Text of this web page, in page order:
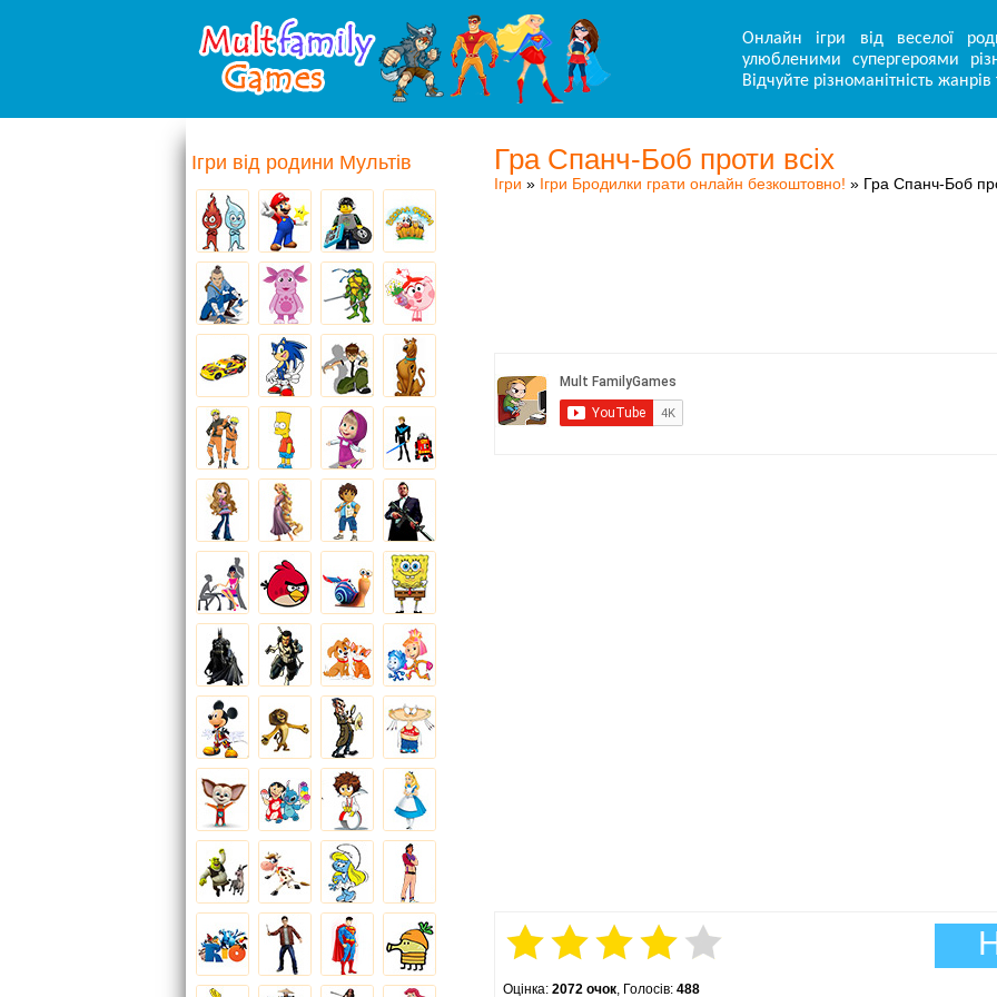
Онлайн ігри від веселої
улюбленими супергероями
Відчуйте різноманітність
Гра Спанч-Боб проти всіх
Ігри » Ігри Бродилки грати онлайн безкоштовно! » Гра Спанч-Боб
Оцінка: 2072 очок, Голосів: 488
Ігри від родини Мультів